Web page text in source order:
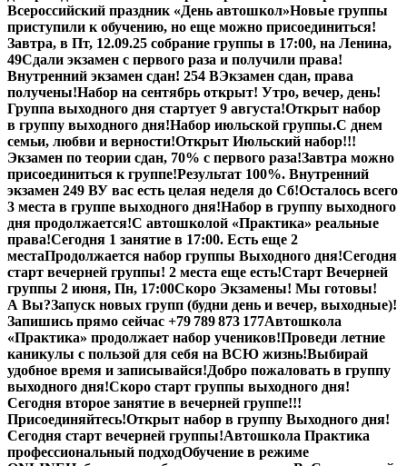
Всероссийский праздник «День автошкол»Новые группы
приступили к обучению, но еще можно присоединиться!
Завтра, в Пт, 12.09.25 собрание группы в 17:00, на Ленина,
49Сдали экзамен с первого раза и получили права!
Внутренний экзамен сдан! 254 ВЭкзамен сдан, права
получены!Набор на сентябрь открыт! Утро, вечер, день!
Группа выходного дня стартует 9 августа!Открыт набор
в группу выходного дня!Набор июльской группы.С днем
семьи, любви и верности!Открыт Июльский набор!!!
Экзамен по теории сдан, 70% с первого раза!Завтра можно
присоединиться к группе!Результат 100%. Внутренний
экзамен 249 ВУ вас есть целая неделя до Сб!Осталось всего
3 места в группе выходного дня!Набор в группу выходного
дня продолжается!С автошколой «Практика» реальные
права!Сегодня 1 занятие в 17:00. Есть еще 2
местаПродолжается набор группы Выходного дня!Сегодня
старт вечерней группы! 2 места еще есть!Старт Вечерней
группы 2 июня, Пн, 17:00Скоро Экзамены! Мы готовы!
А Вы?Запуск новых групп (будни день и вечер, выходные)!
Запишись прямо сейчас +79 789 873 177Автошкола
«Практика» продолжает набор учеников!Проведи летние
каникулы с пользой для себя на ВСЮ жизнь!Выбирай
удобное время и записывайся!Добро пожаловать в группу
выходного дня!Скоро старт группы выходного дня!
Сегодня второе занятие в вечерней группе!!!
Присоединяйтесь!Открыт набор в группу Выходного дня!
Сегодня старт вечерней группы!Автошкола Практика
профессиональный подходОбучение в режиме